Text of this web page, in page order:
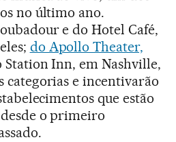
no último ano.
e do Hotel Café,
do Apollo Theater,
Station Inn, em Nashville,
categorias e incentivarão
que estão
o primeiro